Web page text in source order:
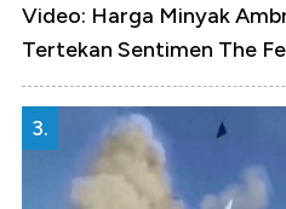
Video: Harga Minyak
Tertekan Sentimen The
3.